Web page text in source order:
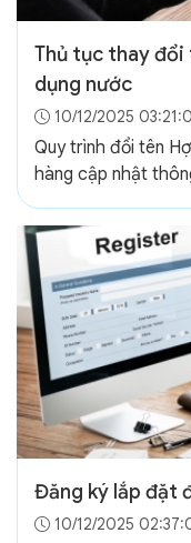
Thủ tục thay
dụng nước
10/12/2025
Quy trình đổi tên
hàng cập nhật
Đăng ký lắp đặt
10/12/2025